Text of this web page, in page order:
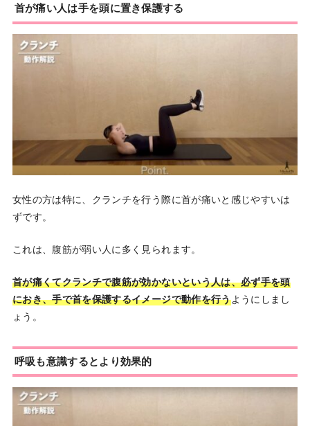
首が痛い人は手を頭に置き保護する
女性の方は特に、クランチを行う際に首が痛いと感じやすいは
ずです。
これは、腹筋が弱い人に多く見られます。
首が痛くてクランチで腹筋が効かないという人は、必ず手を頭
におき、手で首を保護するイメージで動作を行うようにしまし
ょう。
呼吸も意識するとより効果的